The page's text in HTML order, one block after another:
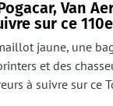
Van
sur ce
jaune, une
et des
à suivre sur ce